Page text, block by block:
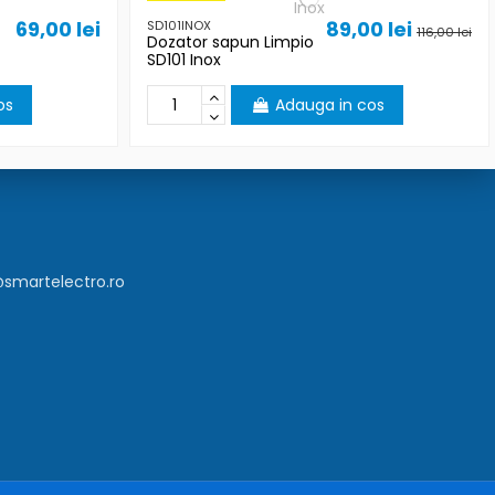
69,00 lei SD101INOX
Dozator sapun Limpio
SD101 Inox
89,00 lei 116,00 lei
Adauga in cos